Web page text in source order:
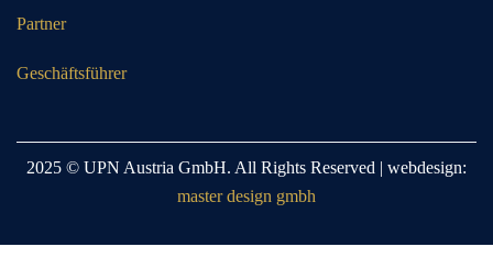
Partner
Geschäftsführer
2025 © UPN Austria GmbH. All Rights Reserved | webdesign:
master design gmbh